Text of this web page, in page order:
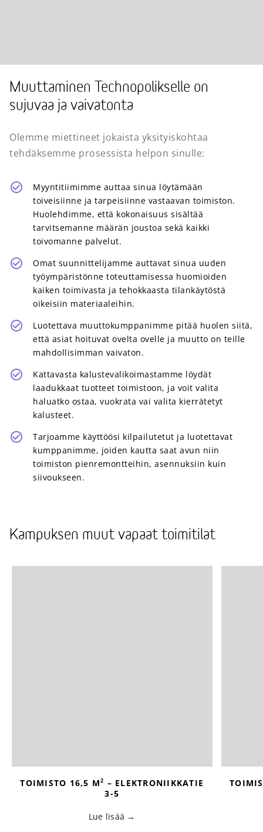
Muuttaminen Technopolikselle on
sujuvaa ja vaivatonta
Olemme miettineet jokaista yksityiskohtaa
tehdäksemme prosessista helpon sinulle:
Myyntitiimimme auttaa sinua löytämään
toiveisiinne ja tarpeisiinne vastaavan toimiston.
Huolehdimme, että kokonaisuus sisältää
tarvitsemanne määrän joustoa sekä kaikki
toivomanne palvelut.
Omat suunnittelijamme auttavat sinua uuden
työympäristönne toteuttamisessa huomioiden
kaiken toimivasta ja tehokkaasta tilankäytöstä
oikeisiin materiaaleihin.
Luotettava muuttokumppanimme pitää huolen siitä,
että asiat hoituvat ovelta ovelle ja muutto on teille
mahdollisimman vaivaton.
Kattavasta kalustevalikoimastamme löydät
laadukkaat tuotteet toimistoon, ja voit valita
haluatko ostaa, vuokrata vai valita kierrätetyt
kalusteet.
Tarjoamme käyttöösi kilpailutetut ja luotettavat
kumppanimme, joiden kautta saat avun niin
toimiston pienremontteihin, asennuksiin kuin
siivoukseen.
Kampuksen muut vapaat toimitilat
TOIMISTO 16,5 M2 – ELEKTRONIIKKATIE
3-5
Lue lisää